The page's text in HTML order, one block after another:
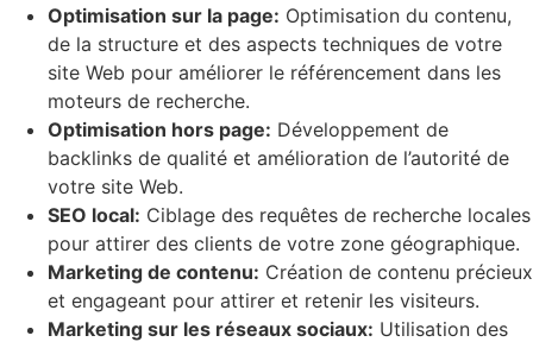
Optimisation sur la page: Optimisation du contenu,
de la structure et des aspects techniques de votre
site Web pour améliorer le référencement dans les
moteurs de recherche.
Optimisation hors page: Développement de
backlinks de qualité et amélioration de l’autorité de
votre site Web.
SEO local: Ciblage des requêtes de recherche locales
pour attirer des clients de votre zone géographique.
Marketing de contenu: Création de contenu précieux
et engageant pour attirer et retenir les visiteurs.
Marketing sur les réseaux sociaux: Utilisation des